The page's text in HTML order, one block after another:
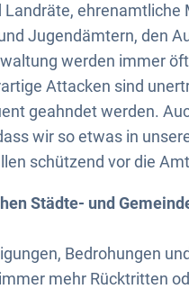
Landräte,
Jugendämtern, den
werden immer
Attacken sind
geahndet werden.
wir so etwas in
schützend vor die
Städte- und
Bedrohungen
mehr Rücktritten